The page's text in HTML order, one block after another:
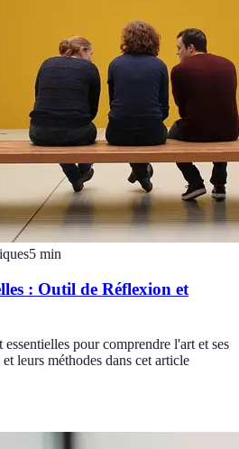
5 min
: Outil de Réflexion et
pour comprendre l'art et ses
leurs méthodes dans cet article